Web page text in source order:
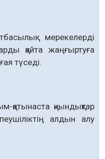
мерекелерді
қайта жаңғыртуға
түседі.
қатынаста қиындықтар
алдын алу